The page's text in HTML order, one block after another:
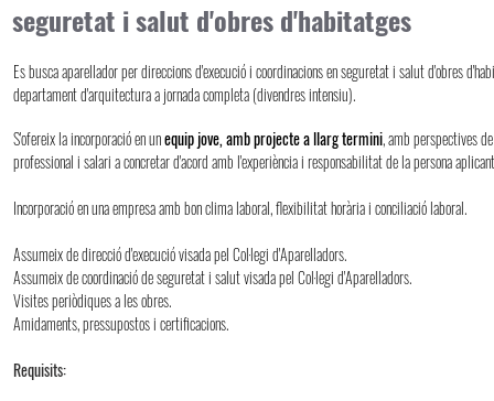
seguretat i salut d'obres d'habitatges
Es busca aparellador per direccions d'execució i coordinacions en seguretat i salut d'obres
departament d'arquitectura a jornada completa (divendres intensiu).
S'ofereix la incorporació en unequip jove, amb projecte a llarg termini, amb perspectives
professional i salari a concretar d'acord amb l'experiència i responsabilitat de la persona
Incorporació en una empresa amb bon clima laboral, flexibilitat horària i conciliació laboral.
Assumeix de direcció d'execució visada pel Col·legi d'Aparelladors.
Assumeix de coordinació de seguretat i salut visada pel Col·legi d'Aparelladors.
Visites periòdiques a les obres.
Amidaments, pressupostos i certificacions.
Requisits: